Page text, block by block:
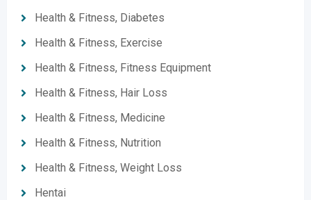
Health & Fitness, Diabetes
Health & Fitness, Exercise
Health & Fitness, Fitness Equipment
Health & Fitness, Hair Loss
Health & Fitness, Medicine
Health & Fitness, Nutrition
Health & Fitness, Weight Loss
Hentai